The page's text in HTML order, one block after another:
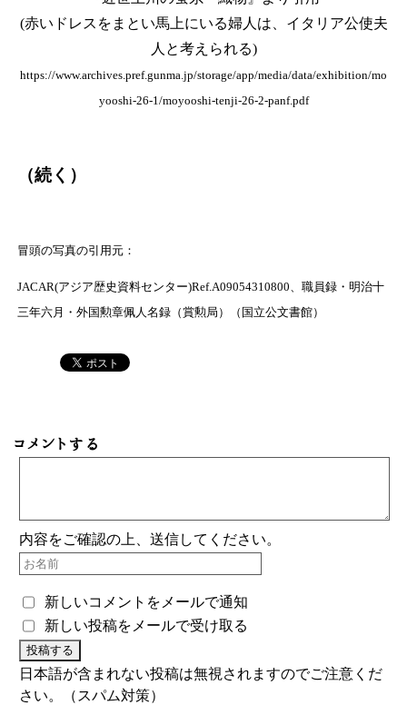
(赤いドレスをまとい馬上にいる婦人は、イタリア公使夫
人と考えられる)
https://www.archives.pref.gunma.jp/storage/app/media/data/exhibition/mo
yooshi-26-1/moyooshi-tenji-26-2-panf.pdf
（続く）
冒頭の写真の引用元：
JACAR(アジア歴史資料センター)Ref.A09054310800、職員録・明治十
三年六月・外国勲章佩人名録（賞勲局）（国立公文書館）
コメントする
内容をご確認の上、送信してください。
新しいコメントをメールで通知
新しい投稿をメールで受け取る
日本語が含まれない投稿は無視されますのでご注意くだ
さい。（スパム対策）